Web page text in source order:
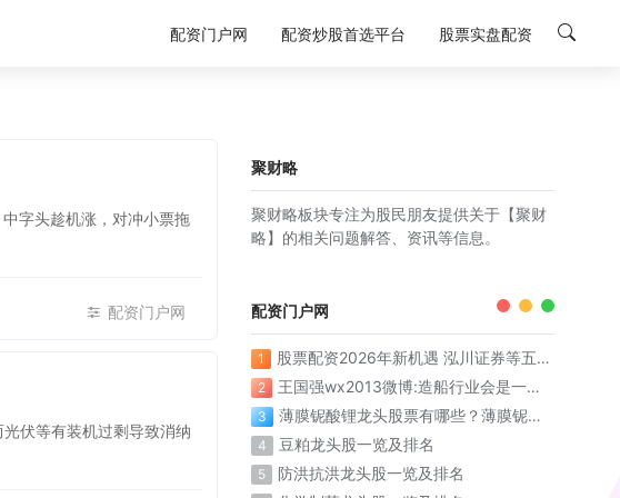
配资门户网 配资炒股首选平台 股票实盘配资
字头趁机涨，对冲小票拖
配资门户网
伏等有装机过剩导致消纳
聚财略
聚财略板块专注为股民朋友提供关于【聚财
略】的相关问题解答、资讯等信息。
配资门户网
1 股票配资2026年新机遇 泓川证券等五大平台稳健领航
2 王国强wx2013微博:造船行业会是一个漫长的上升周期
3 薄膜铌酸锂龙头股票有哪些？薄膜铌酸锂概念股票名单一览表
4 豆粕龙头股一览及排名
5 防洪抗洪龙头股一览及排名